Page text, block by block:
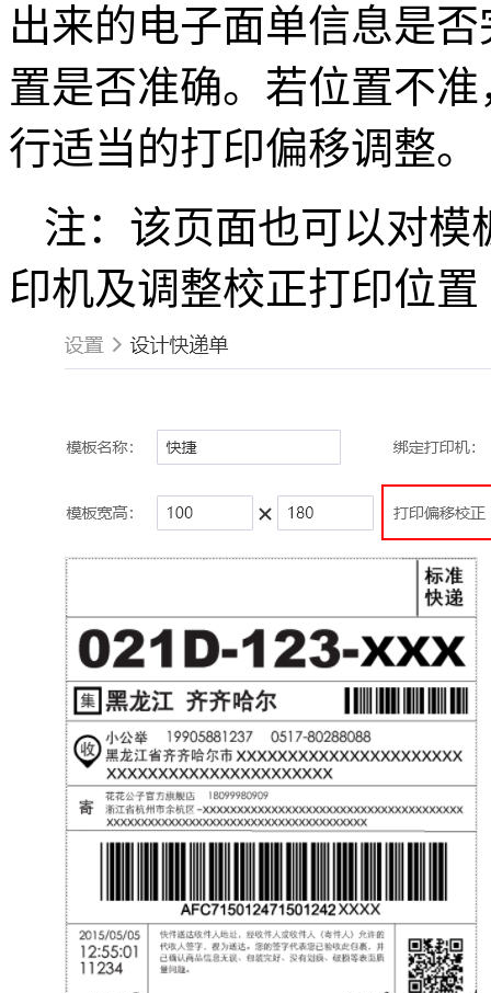
出来的电子面单信息是
置是否准确。若位置不
行适当的打印偏移调整。
注：该页面也可以对模
印机及调整校正打印位置